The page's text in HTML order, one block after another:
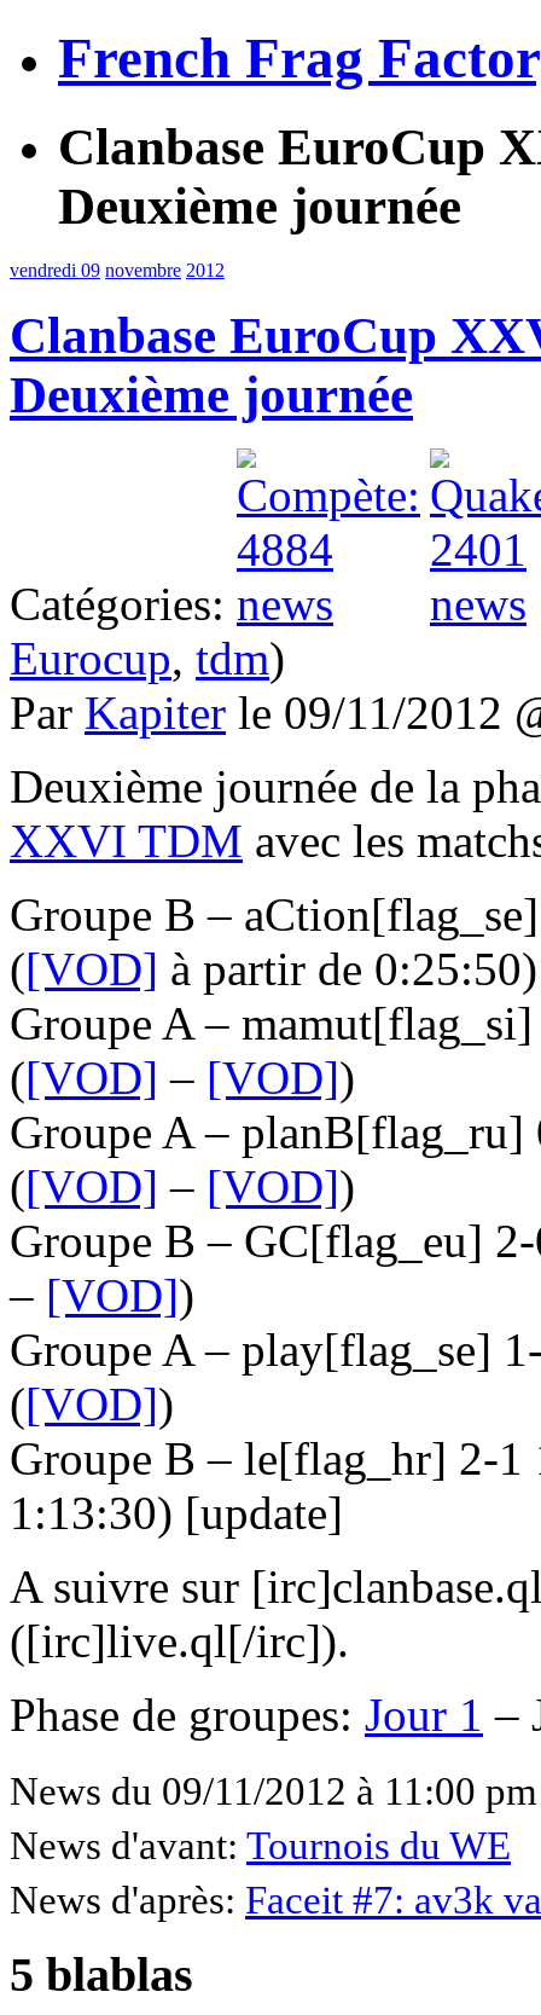
French Frag
Clanbase EuroCup
Deuxième journée
vendredi 09 novembre 2012
Clanbase EuroCup
Deuxième journée
Catégories:
Eurocup, tdm)
Par Kapiter le 09/11/2012
Deuxième journée de la
XXVI TDM avec les
Groupe B –
([VOD] à partir de 0:25:50)
Groupe A –
([VOD] – [VOD])
Groupe A –
([VOD] – [VOD])
Groupe B – GC[flag_eu]
– [VOD])
Groupe A – play[flag_se]
([VOD])
Groupe B – le[flag_hr] 2-
1:13:30) [update]
A suivre sur
([irc]live.ql[/irc]).
Phase de groupes: Jour 1 –
News du 09/11/2012 à 11:00
News d'avant: Tournois du WE
News d'après: Faceit #7: av3k
5 blablas